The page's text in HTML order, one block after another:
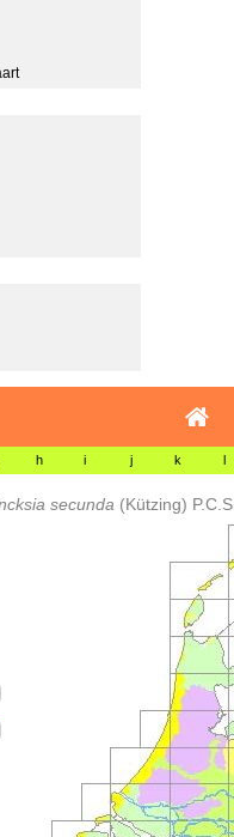
h i j k l
secunda (Kützing)